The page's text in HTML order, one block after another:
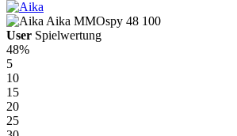
Aika MMOspy 48 100
User Spielwertung
48%
5
10
15
20
25